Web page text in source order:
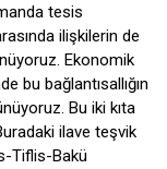
tesis
ilişkilerin de
Ekonomik
bu bağlantısallığın
Bu iki kıta
ilave teşvik
Tiflis-Bakü